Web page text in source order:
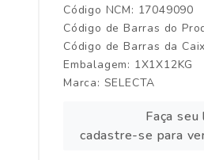
Código NCM: 17049090
Código de Barras do
Código de Barras da
Embalagem: 1X1X12KG
Marca: SELECTA
Faça seu
cadastre-se para